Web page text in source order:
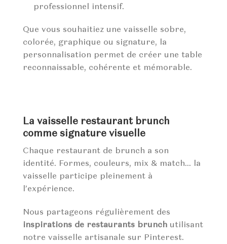
professionnel intensif.
Que vous souhaitiez une vaisselle sobre,
colorée, graphique ou signature, la
personnalisation permet de créer une table
reconnaissable, cohérente et mémorable.
La vaisselle restaurant brunch
comme signature visuelle
Chaque restaurant de brunch a son
identité. Formes, couleurs, mix & match… la
vaisselle participe pleinement à
l’expérience.
Nous partageons régulièrement des
inspirations de restaurants brunch utilisant
notre vaisselle artisanale sur Pinterest.